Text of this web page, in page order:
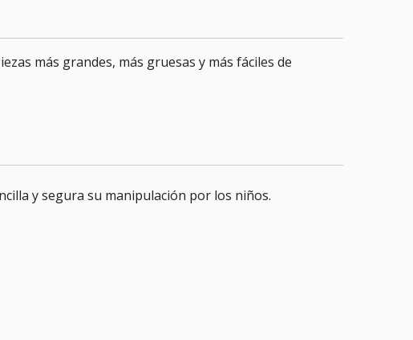
más grandes, más gruesas y más fáciles de
y segura su manipulación por los niños.